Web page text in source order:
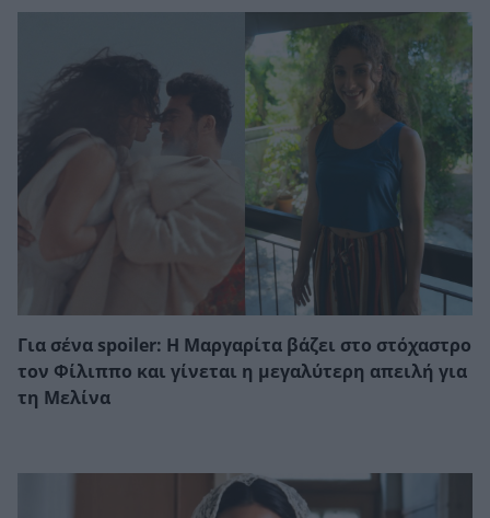
Για σένα spoiler: Η Μαργαρίτα βάζει στο στόχαστρο
τον Φίλιππο και γίνεται η μεγαλύτερη απειλή για
τη Μελίνα